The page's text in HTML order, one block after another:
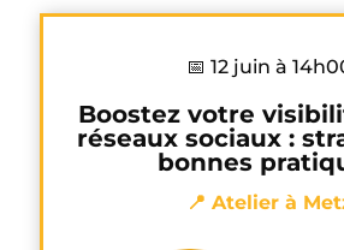
📅 12 juin à
Boostez votre
réseaux sociaux :
bonnes
📍 Atelier à